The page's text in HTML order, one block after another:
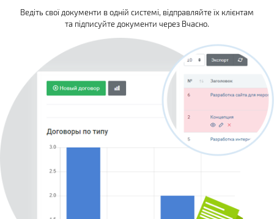
Ведіть свої документи в одній системі, відправляйте їх клієнтам
та підписуйте документи через Вчасно.